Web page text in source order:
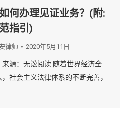
何办理见证业务？(附:
指引)
律师 2020年5月11日
源：无讼阅读 随着世界经济全
社会主义法律体系的不断完善，